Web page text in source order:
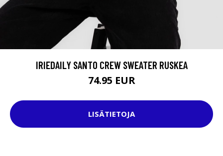
IRIEDAILY SANTO CREW SWEATER RUSKEA
74.95 EUR
LISÄTIETOJA